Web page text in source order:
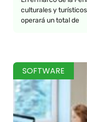
culturales y
operará un total de
SOFTWARE